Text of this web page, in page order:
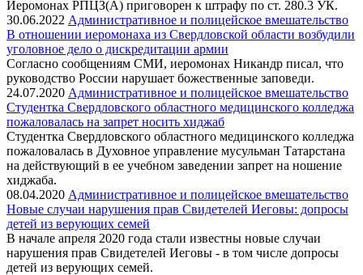
Иеромонах РПЦЗ(А) приговорен к штрафу по ст. 280.3 УК.
30.06.2022 Административное и полицейское вмешательство
В отношении иеромонаха из Свердловской области возбудили
уголовное дело о дискредитации армии
Согласно сообщениям СМИ, иеромонах Никандр писал, что
руководство России нарушает божественные заповеди.
24.07.2020 Административное и полицейское вмешательство
Студентка Свердловского областного медицинского колледжа
пожаловалась на запрет носить хиджаб
Студентка Свердловского областного медицинского колледжа
пожаловалась в Духовное управление мусульман Татарстана
на действующий в ее учебном заведении запрет на ношение
хиджаба.
08.04.2020 Административное и полицейское вмешательство
Новые случаи нарушения прав Свидетелей Иеговы: допросы
детей из верующих семей
В начале апреля 2020 года стали известны новые случаи
нарушения прав Свидетелей Иеговы - в том числе допросы
детей из верующих семей.